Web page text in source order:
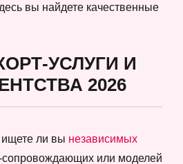
вы найдете качественные
УСЛУГИ И
2026
ищете ли вы независимых
сопровождающих или моделей